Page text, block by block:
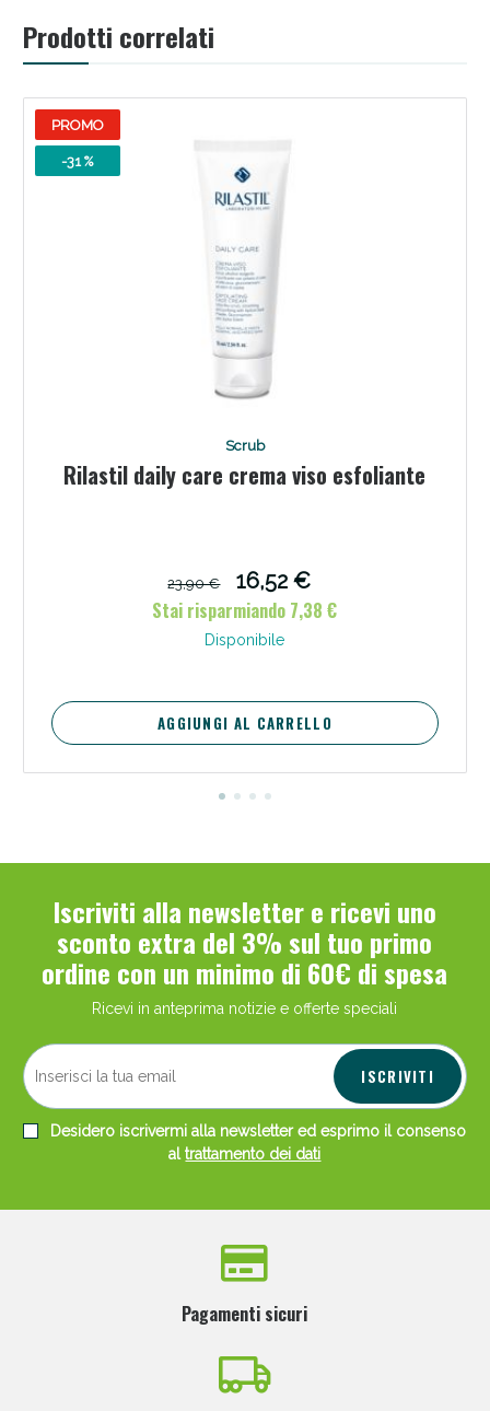
Prodotti correlati
PROMO
-31 %
Scrub
Rilastil daily care crema viso esfoliante
23,90 €
16,52 €
Stai risparmiando 7,38 €
Disponibile
AGGIUNGI AL CARRELLO
Iscriviti alla newsletter e ricevi uno
sconto extra del 3% sul tuo primo
ordine con un minimo di 60€ di spesa
Ricevi in anteprima notizie e offerte speciali
ISCRIVITI
Desidero iscrivermi alla newsletter ed esprimo il consenso
altrattamento dei dati
Pagamenti sicuri
Benessere Intestinale: Sconto fino al 55% valido
oggi!